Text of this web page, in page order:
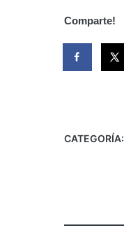
Comparte!
CATEGORÍA: